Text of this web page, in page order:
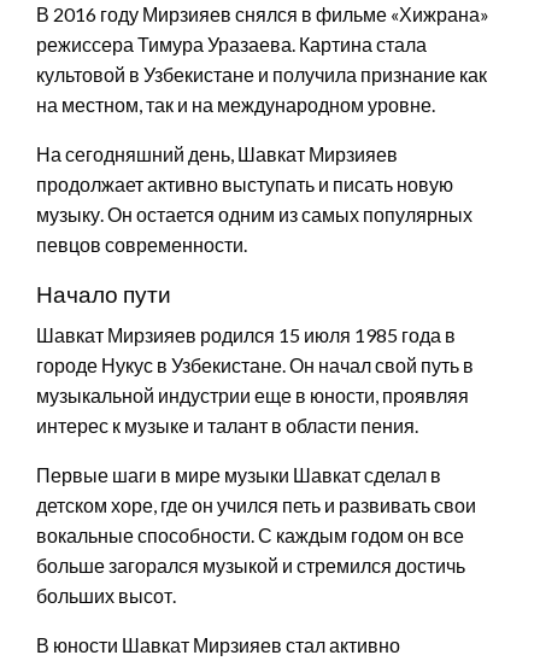
В 2016 году Мирзияев снялся в фильме «Хижрана»
режиссера Тимура Уразаева. Картина стала
культовой в Узбекистане и получила признание как
на местном, так и на международном уровне.
На сегодняшний день, Шавкат Мирзияев
продолжает активно выступать и писать новую
музыку. Он остается одним из самых популярных
певцов современности.
Начало пути
Шавкат Мирзияев родился 15 июля 1985 года в
городе Нукус в Узбекистане. Он начал свой путь в
музыкальной индустрии еще в юности, проявляя
интерес к музыке и талант в области пения.
Первые шаги в мире музыки Шавкат сделал в
детском хоре, где он учился петь и развивать свои
вокальные способности. С каждым годом он все
больше загорался музыкой и стремился достичь
больших высот.
В юности Шавкат Мирзияев стал активно